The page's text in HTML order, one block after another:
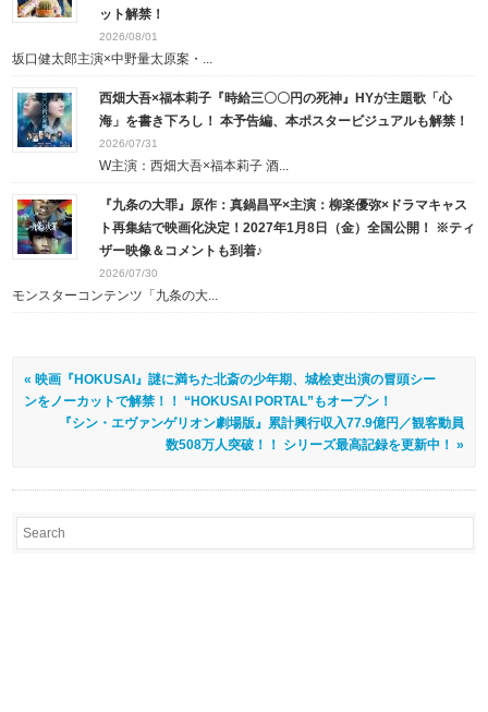
ット解禁！
2026/08/01
坂口健太郎主演×中野量太原案・...
西畑大吾×福本莉子『時給三〇〇円の死神』HYが主題歌「心
海」を書き下ろし！ 本予告編、本ポスタービジュアルも解禁！
2026/07/31
W主演：西畑大吾×福本莉子 酒...
『九条の大罪』原作：真鍋昌平×主演：柳楽優弥×ドラマキャス
ト再集結で映画化決定！2027年1月8日（金）全国公開！ ※ティ
ザー映像＆コメントも到着♪
2026/07/30
モンスターコンテンツ「九条の大...
« 映画『HOKUSAI』謎に満ちた北斎の少年期、城桧吏出演の冒頭シー
ンをノーカットで解禁！！ “HOKUSAI PORTAL”もオープン！
『シン・エヴァンゲリオン劇場版』累計興行収入77.9億円／観客動員
数508万人突破！！ シリーズ最高記録を更新中！ »